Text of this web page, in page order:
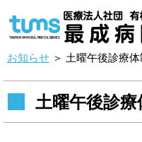
お知らせ ＞ 土曜午後診療
土曜午後診